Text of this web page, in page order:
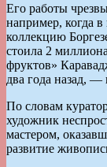
Его работы
например, когда
коллекцию
стоила 2
фруктов»
два года назад, —
По словам
художник
мастером,
развитие